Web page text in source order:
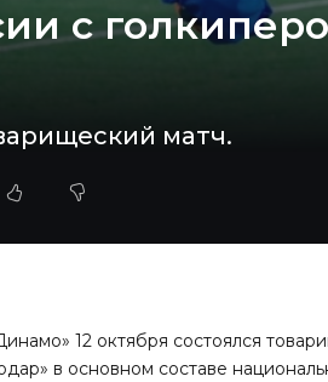
с
матч.
12 октября состоялся
в основном составе